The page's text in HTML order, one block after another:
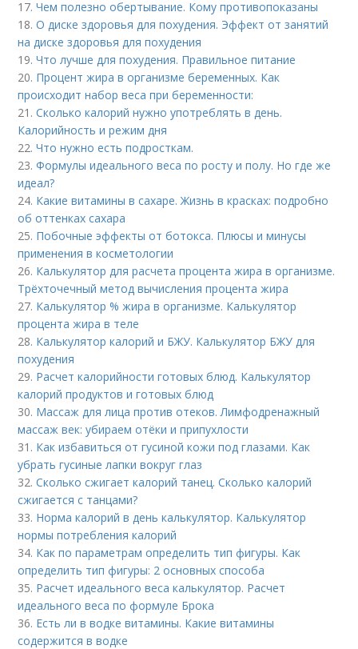
17.Чем полезно обертывание. Кому противопоказаны
18.О диске здоровья для похудения. Эффект от занятий
на диске здоровья для похудения
19.Что лучше для похудения. Правильное питание
20. Процент жира в организме беременных. Как
происходит набор веса при беременности:
21.Сколько калорий нужно употреблять в день.
Калорийность и режим дня
22.Что нужно есть подросткам.
23.Формулы идеального веса по росту и полу. Но где же
идеал?
24. Какие витамины в сахаре. Жизнь в красках: подробно
об оттенках сахара
25. Побочные эффекты от ботокса. Плюсы и минусы
применения в косметологии
26. Калькулятор для расчета процента жира в организме.
Трёхточечный метод вычисления процента жира
27. Калькулятор % жира в организме. Калькулятор
процента жира в теле
28. Калькулятор калорий и БЖУ. Калькулятор БЖУ для
похудения
29. Расчет калорийности готовых блюд. Калькулятор
калорий продуктов и готовых блюд
30. Массаж для лица против отеков. Лимфодренажный
массаж век: убираем отёки и припухлости
31. Как избавиться от гусиной кожи под глазами. Как
убрать гусиные лапки вокруг глаз
32.Сколько сжигает калорий танец. Сколько калорий
сжигается с танцами?
33. Норма калорий в день калькулятор. Калькулятор
нормы потребления калорий
34. Как по параметрам определить тип фигуры. Как
определить тип фигуры: 2 основных способа
35. Расчет идеального веса калькулятор. Расчет
идеального веса по формуле Брока
36. Есть ли в водке витамины. Какие витамины
содержится в водке